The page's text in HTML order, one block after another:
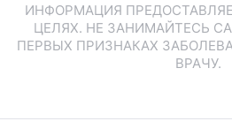
ИНФОРМАЦИЯ
ЦЕЛЯХ. НЕ ЗАНИМАЙТЕСЬ
ПЕРВЫХ ПРИЗНАКАХ
ВРАЧУ.